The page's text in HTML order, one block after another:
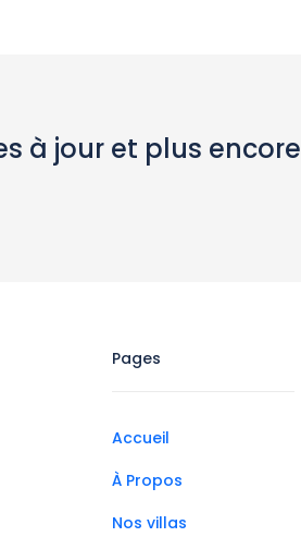
à jour et plus encore
Pages
Accueil
À Propos
Nos villas